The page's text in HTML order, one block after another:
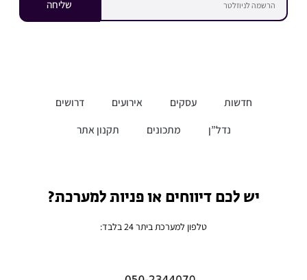
שליחה
חדשות עסקים אירועים
דרושים
נדל”ן
מתכונים תקנון אתר
יש לכם דיווחים או פניות למערכת?
טלפון למערכת ביתר 24 בלבד: